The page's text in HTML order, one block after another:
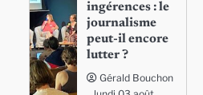
ingérences : le
journalisme
peut-il encore
lutter ?
Gérald Bouchon